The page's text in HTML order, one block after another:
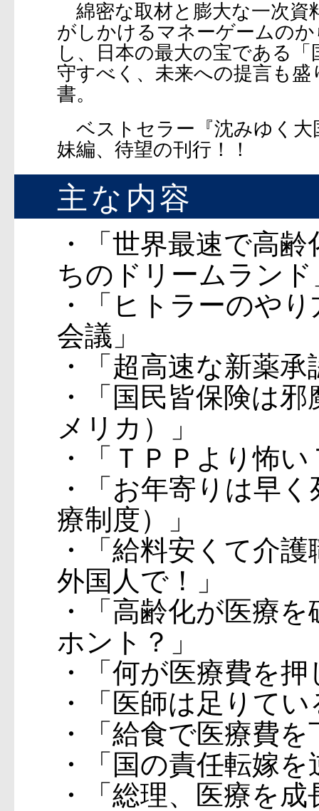
綿密な取材と膨大な一次資
がしかけるマネーゲームの
し、日本の最大の宝である「
守すべく、未来への提言も盛
書。
ベストセラー『沈みゆく大
妹編、待望の刊行！！
主な内容
・「世界最速で高
ちのドリームランド
・「ヒトラーのや
会議」
・「超高速な新薬
・「国民皆保険は
メリカ）」
・「ＴＰＰより怖
・「お年寄りは早
療制度）」
・「給料安くて介
外国人で！」
・「高齢化が医療
ホント？」
・「何が医療費を
・「医師は足りて
・「給食で医療費
・「国の責任転嫁
・「総理、医療を